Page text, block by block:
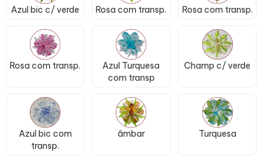
Azul bic c/ verde Rosa com transp. Rosa com transp.
Rosa com transp.
Azul Turquesa
com transp
Champ c/ verde
Azul bic com
transp.
âmbar Turquesa